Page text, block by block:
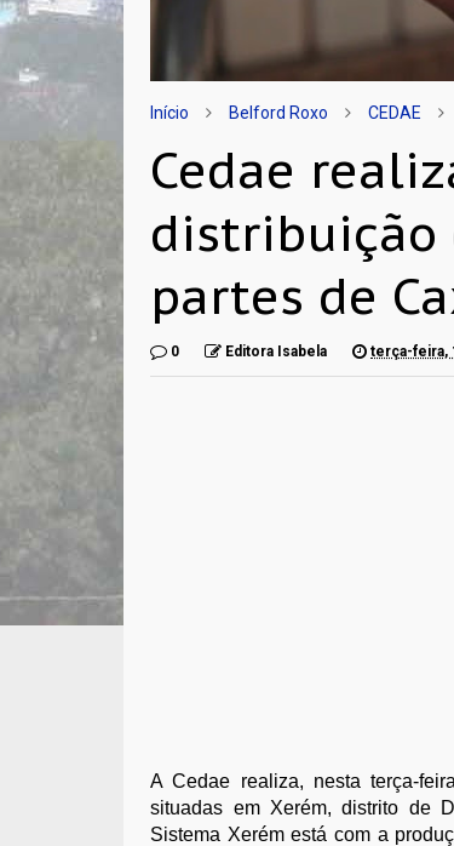
Início Belford Roxo CEDAE
Cedae
distribuição
partes de
0 Editora Isabela terça-feira,
A Cedae realiza, nesta terça-
situadas em Xerém, distrito de
Sistema Xerém está com a